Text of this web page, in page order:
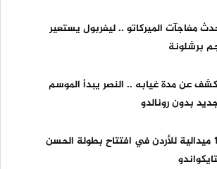
مفاجآت الميركاتو .. ليفربول يستعير
برشلونة
عن مدة غيابه .. النصر يبدأ الموسم
بدون رونالدو
15 ميدالية للأردن في افتتاح بطولة الحسن